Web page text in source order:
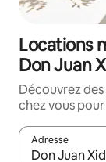
Locations
Don Juan
Découvrez
chez vous
Adresse
Lorsque les